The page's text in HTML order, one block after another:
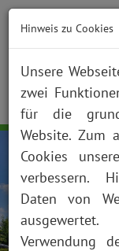
Hinweis zu Cookies
Unsere
zwei
für die
Website. Zum
Cookies
verbessern.
Daten von
Verwendung